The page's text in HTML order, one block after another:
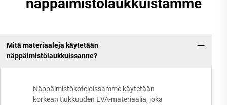
Mitä materiaaleja käytetään
näppäimistölaukkuissanne?
Näppäimistökoteloissamme käytetään
korkean tiukkuuden EVA-materiaalia, joka